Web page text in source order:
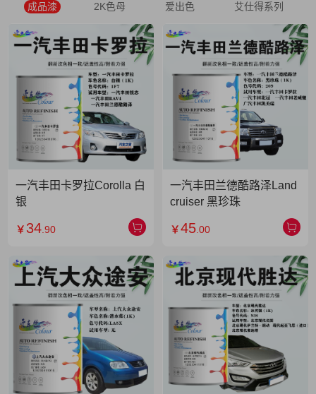
成品漆 2K色母 爱出色 艾仕得系列
一汽丰田卡罗拉Corolla 白
银
￥ 34 .90
一汽丰田兰德酷路泽Land
cruiser 黑珍珠
￥45 .00